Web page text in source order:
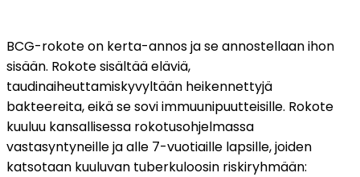
BCG-rokote on kerta-annos ja se annostellaan ihon
sisään. Rokote sisältää eläviä,
taudinaiheuttamiskyvyltään heikennettyjä
bakteereita, eikä se sovi immuunipuutteisille. Rokote
kuuluu kansallisessa rokotusohjelmassa
vastasyntyneille ja alle 7-vuotiaille lapsille, joiden
katsotaan kuuluvan tuberkuloosin riskiryhmään: